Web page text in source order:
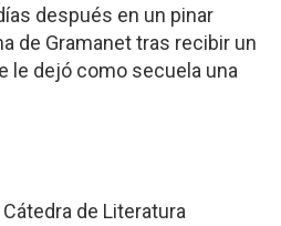
después en un pinar
de Gramanet tras recibir un
le dejó como secuela una
de Literatura